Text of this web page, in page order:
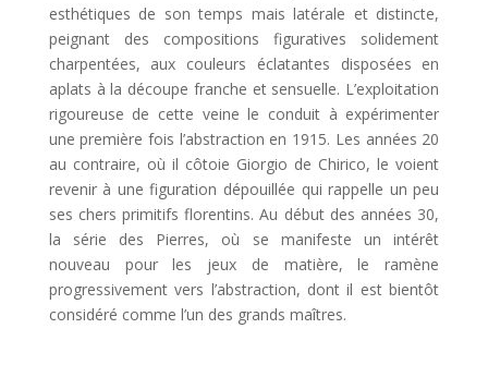
esthétiques de son temps mais latérale et distincte,
peignant des compositions figuratives solidement
charpentées, aux couleurs éclatantes disposées en
aplats à la découpe franche et sensuelle. L’exploitation
rigoureuse de cette veine le conduit à expérimenter
une première fois l’abstraction en 1915. Les années 20
au contraire, où il côtoie Giorgio de Chirico, le voient
revenir à une figuration dépouillée qui rappelle un peu
ses chers primitifs florentins. Au début des années 30,
la série des Pierres, où se manifeste un intérêt
nouveau pour les jeux de matière, le ramène
progressivement vers l’abstraction, dont il est bientôt
considéré comme l’un des grands maîtres.